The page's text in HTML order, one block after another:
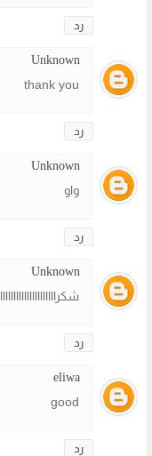
رد
Unknown
thank you
رد
Unknown
واو
رد
Unknown
شكرااااااااااااااااااااا
رد
eliwa
good
رد